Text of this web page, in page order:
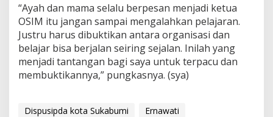
“Ayah dan mama selalu berpesan menjadi ketua
OSIM itu jangan sampai mengalahkan pelajaran.
Justru harus dibuktikan antara organisasi dan
belajar bisa berjalan seiring sejalan. Inilah yang
menjadi tantangan bagi saya untuk terpacu dan
membuktikannya,” pungkasnya. (sya)
Dispusipda kota Sukabumi
Ernawati